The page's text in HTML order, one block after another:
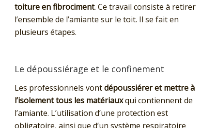
toiture en fibrociment. Ce travail consiste à retirer
l’ensemble de l’amiante sur le toit. Il se fait en
plusieurs étapes.
Le dépoussiérage et le confinement
Les professionnels vontdépoussiérer et mettre à
l’isolement tous les matériauxqui contiennent de
l’amiante. L’utilisation d’une protection est
obligatoire, ainsi que d’un système respiratoire